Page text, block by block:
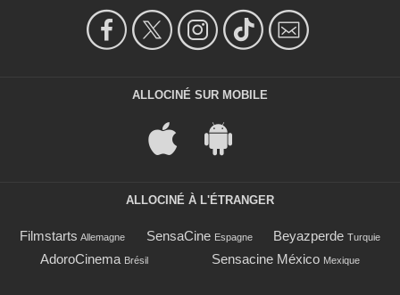
ALLOCINÉ SUR MOBILE
ALLOCINÉ À L'ÉTRANGER
Filmstarts Allemagne SensaCine Espagne Beyazperde Turquie
AdoroCinema Brésil Sensacine México Mexique